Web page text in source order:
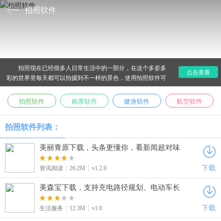
拍照软件
拍照现在已经很多人日常生活中的一部分，在这个多姿多
彩的世界里每天都可以拍摄到不一样的景色，使用拍照软件可
以拍出更好看的照片，拍照APP有着很丰富的拍照特效，想拍
出什么就拍成什么样，您可以进行个性化拍照，找到自己的
style，下载拍照软件就来爱东东手游吧！
点击查看
拍照软件 购票软件 健身软件 航空软件
拍照软件列表：
美丽青原下载，头条更懂你，看新闻超对味
资讯阅读 26.2M v1.2.0 下载
美森宝下载，支持充电路径规划、电动车长
途出行充电不用愁
生活服务 12.3M v1.0 下载